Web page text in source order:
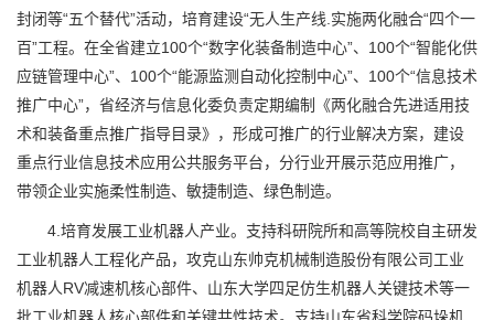
封闭等“五个替代”活动，培育建设“无人生产线.实施两化融合“四个一
百”工程。在全省建立100个“数字化装备制造中心”、100个“智能化供
应链管理中心”、100个“能源监测自动化控制中心”、100个“信息技术
推广中心”，省经济与信息化委负责定期编制《两化融合先进适用技
术和装备重点推广指导目录》，形成可推广的行业解决方案，建设
重点行业信息技术应用公共服务平台，分行业开展示范应用推广，
带领企业实施柔性制造、敏捷制造、绿色制造。
4.培育发展工业机器人产业。支持科研院所和高等院校自主研发
工业机器人工程化产品，攻克山东帅克机械制造股份有限公司工业
机器人RV减速机核心部件、山东大学四足仿生机器人关键技术等一